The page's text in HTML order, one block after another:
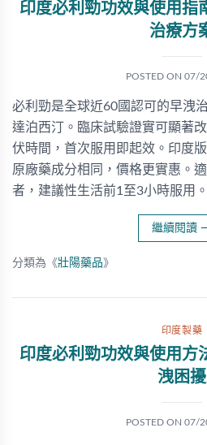
印度必利勁功效與使用指
治療方
POSTED ON 07/
必利勁是全球近60國認可的早洩
達泊西汀。臨床試驗證實可顯著
伏時間，首次服用即起效。印度
原廠藥成分相同，價格更實惠。
者，建議性生活前1至3小時服用。
繼續閱讀
分類為《壯陽藥品》
印度製藥
印度必利勁功效與使用方
洩困擾
POSTED ON 07/